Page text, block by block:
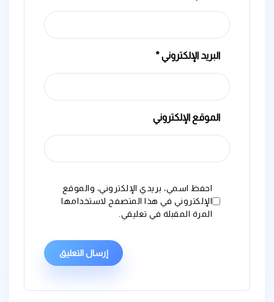
البريد الإلكتروني*
الموقع الإلكتروني
احفظ اسمي، بريدي الإلكتروني، والموقع
الإلكتروني في هذا المتصفح لاستخدامها
المرة المقبلة في تعليقي.